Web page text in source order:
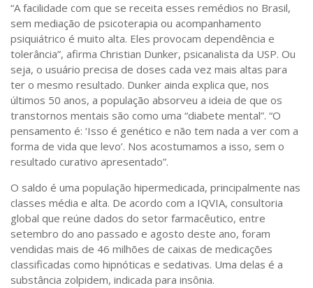
“A facilidade com que se receita esses remédios no Brasil,
sem mediação de psicoterapia ou acompanhamento
psiquiátrico é muito alta. Eles provocam dependência e
tolerância”, afirma Christian Dunker, psicanalista da USP. Ou
seja, o usuário precisa de doses cada vez mais altas para
ter o mesmo resultado. Dunker ainda explica que, nos
últimos 50 anos, a população absorveu a ideia de que os
transtornos mentais são como uma “diabete mental”. “O
pensamento é: ‘Isso é genético e não tem nada a ver com a
forma de vida que levo’. Nos acostumamos a isso, sem o
resultado curativo apresentado”.
O saldo é uma população hipermedicada, principalmente nas
classes média e alta. De acordo com a IQVIA, consultoria
global que reúne dados do setor farmacêutico, entre
setembro do ano passado e agosto deste ano, foram
vendidas mais de 46 milhões de caixas de medicações
classificadas como hipnóticas e sedativas. Uma delas é a
substância zolpidem, indicada para insônia.